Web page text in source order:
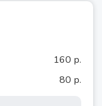
160 р.
80 р.